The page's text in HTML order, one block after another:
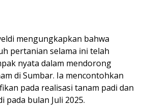
mengungkapkan bahwa
pertanian selama ini telah
nyata dalam mendorong
di Sumbar. Ia mencontohkan
pada realisasi tanam padi dan
pada bulan Juli 2025.